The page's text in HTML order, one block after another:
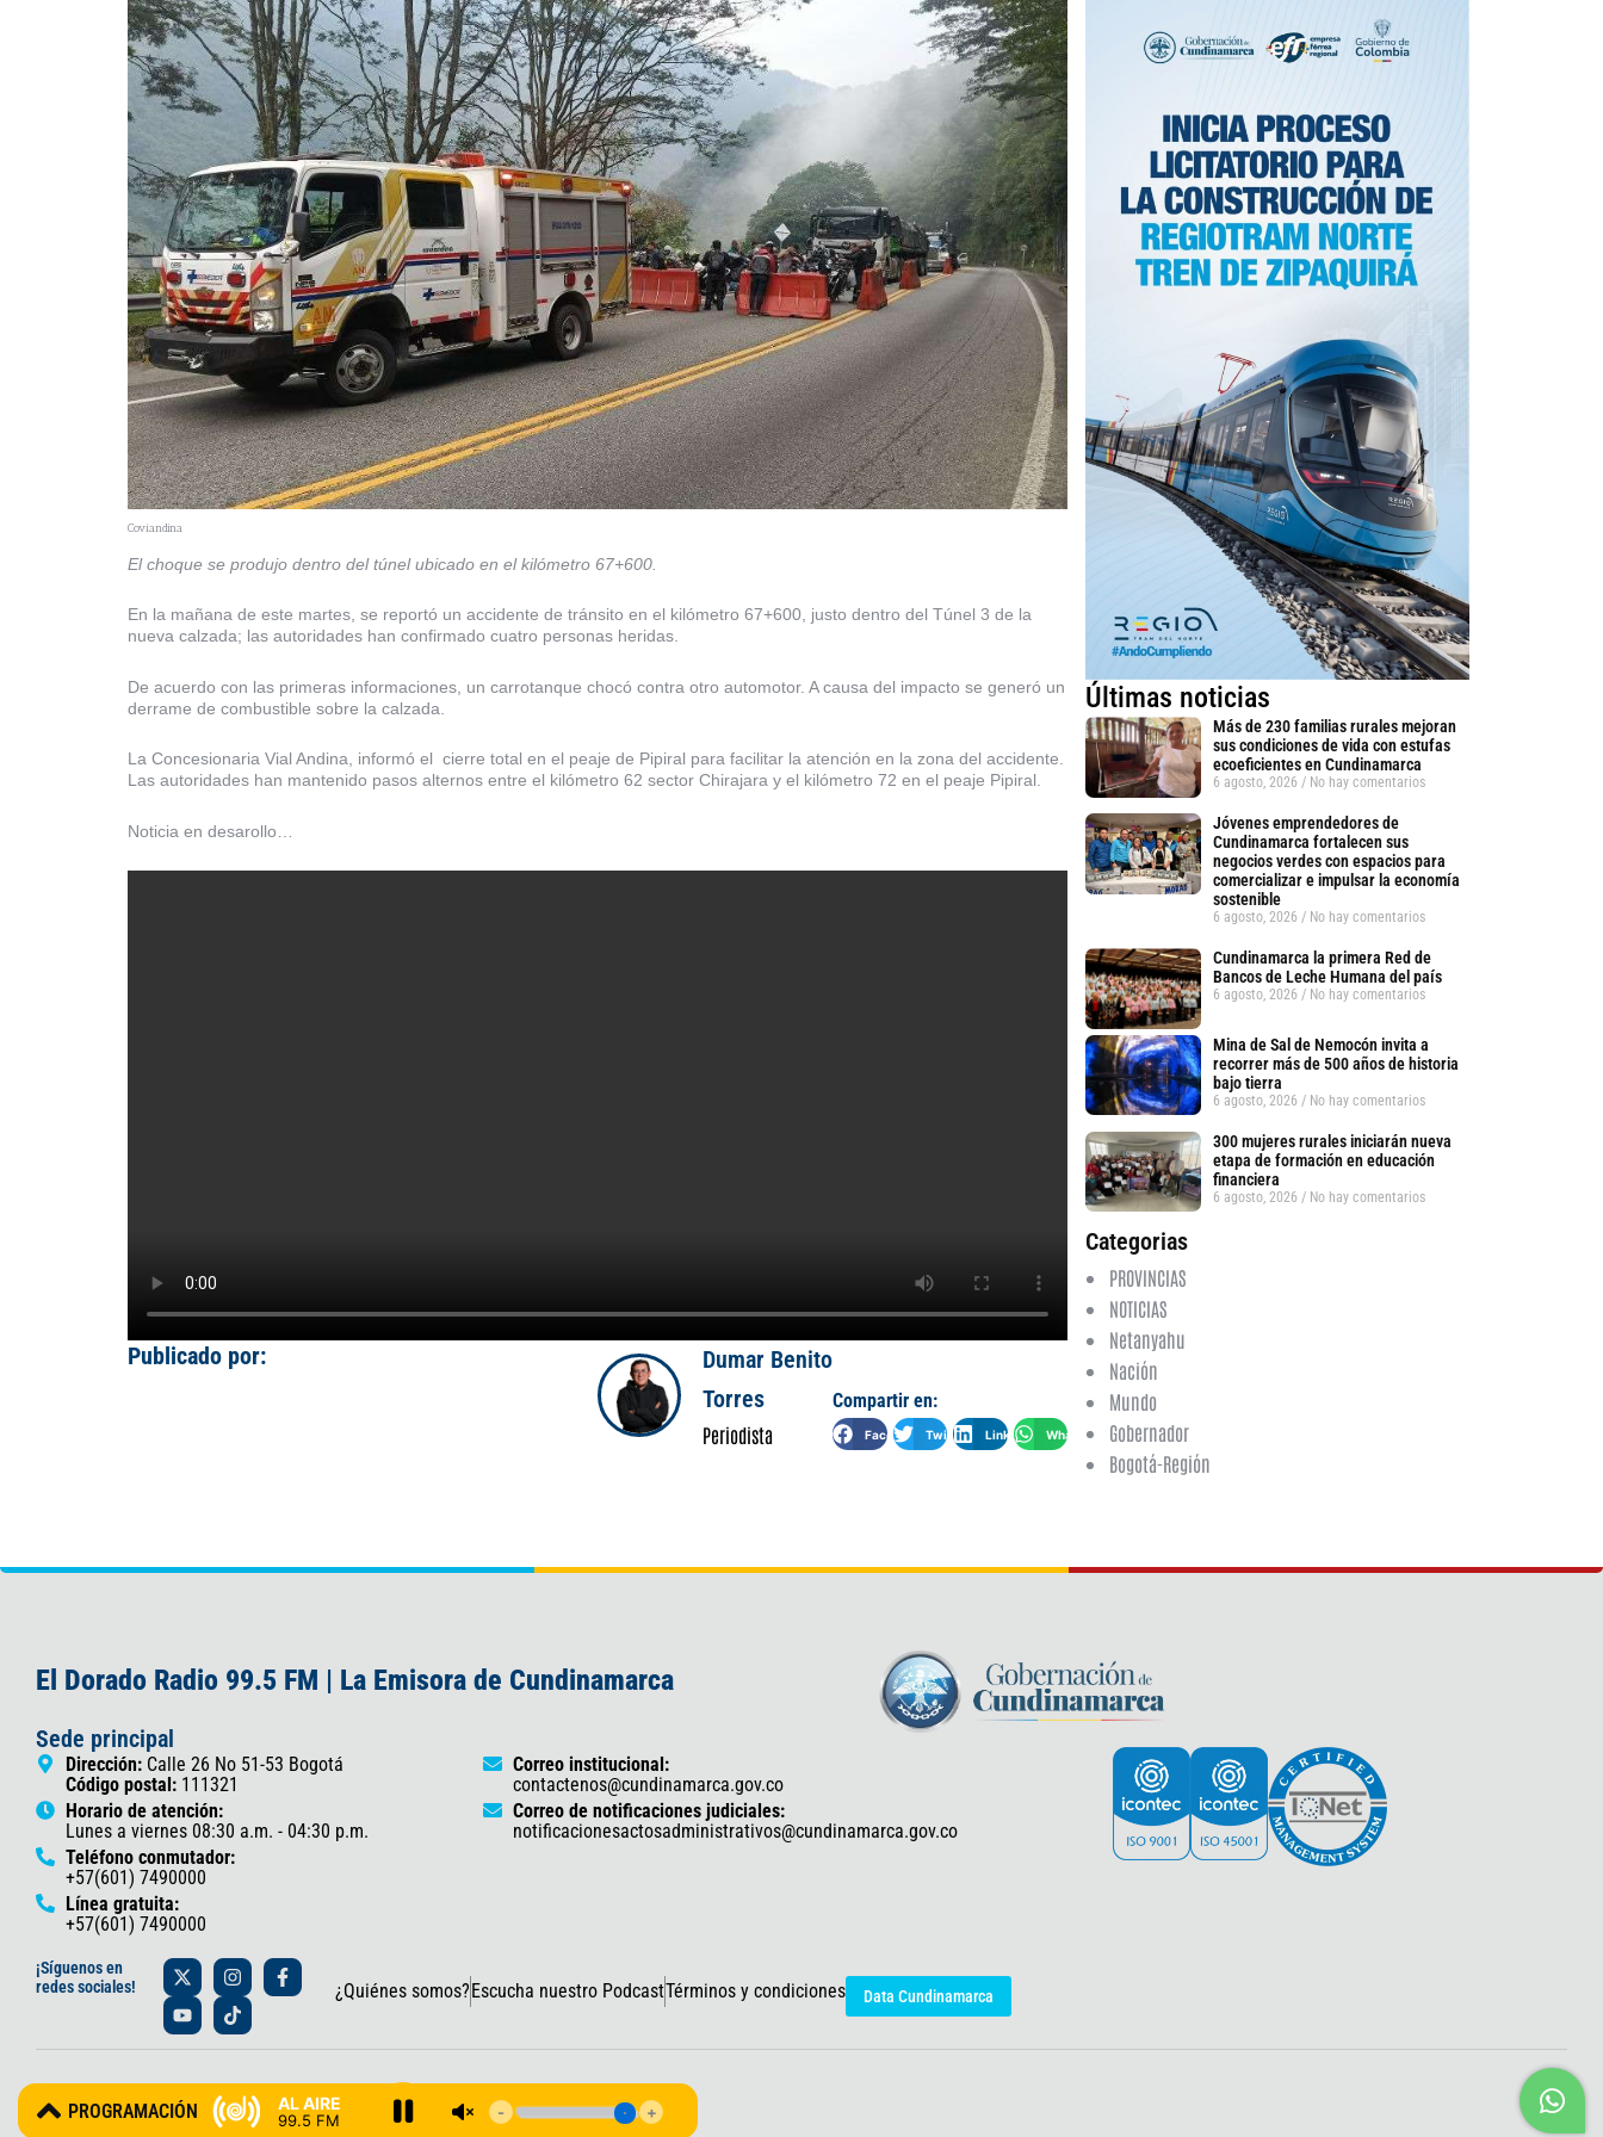
Coviandina
El choque se produjo dentro del túnel ubicado en el kilómetro 67+600.
En la mañana de este martes, se reportó un accidente de tránsito en el kilómetro 67+600, justo dentro del Túnel 3 de la
nueva calzada; las autoridades han confirmado cuatro personas heridas.
De acuerdo con las primeras informaciones, un carrotanque chocó contra otro automotor. A causa del impacto se generó un
derrame de combustible sobre la calzada.
La Concesionaria Vial Andina, informó el cierre total en el peaje de Pipiral para facilitar la atención en la zona del accidente.
Las autoridades han mantenido pasos alternos entre el kilómetro 62 sector Chirajara y el kilómetro 72 en el peaje Pipiral.
Noticia en desarollo…
Publicado por:
Dumar Benito
Torres
Periodista
Compartir en:
Facebook Twitter LinkedIn WhatsApp
Últimas noticias
Más de 230 familias rurales mejoran
sus condiciones de vida con estufas
ecoeficientes en Cundinamarca
6 agosto, 2026 No hay comentarios
Jóvenes emprendedores de
Cundinamarca fortalecen sus
negocios verdes con espacios para
comercializar e impulsar la economía
sostenible
6 agosto, 2026 No hay comentarios
Cundinamarca la primera Red de
Bancos de Leche Humana del país
6 agosto, 2026 No hay comentarios
Mina de Sal de Nemocón invita a
recorrer más de 500 años de historia
bajo tierra
6 agosto, 2026 No hay comentarios
300 mujeres rurales iniciarán nueva
etapa de formación en educación
financiera
6 agosto, 2026 No hay comentarios
Categorias
PROVINCIAS
NOTICIAS
Netanyahu
Nación
Mundo
Gobernador
Bogotá-Región
El Dorado Radio 99.5 FM | La Emisora de Cundinamarca
Sede principal
Dirección: Calle 26 No 51-53 Bogotá
Código postal: 111321
Horario de atención:
Lunes a viernes 08:30 a.m. - 04:30 p.m.
Teléfono conmutador:
+57(601) 7490000
Línea gratuita:
+57(601) 7490000
Correo institucional:
contactenos@cundinamarca.gov.co
Correo de notificaciones judiciales:
notificacionesactosadministrativos@cundinamarca.gov.co
AL AIRE
99.5 FM
¡Síguenos en
redes sociales!
X
-
t
w
i
t
e
r
I
n
s
t
a
r
a
m
F
a
c
o
k
-
Y
o
u
t
u
e
T
i
k
t
o
¿Quiénes somos?Escucha nuestro PodcastTérminos y condiciones Data Cundinamarca
© 2025 Gobernación de Cundinamarca – Oficina de Prensa y Comunicaciones
PROGRAMACIÓN